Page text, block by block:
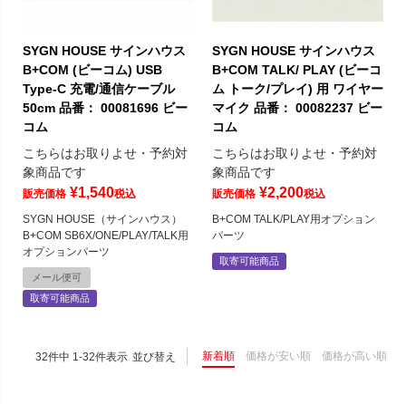
SYGN HOUSE サインハウス
B+COM (ビーコム) USB
Type-C 充電/通信ケーブル
50cm 品番： 00081696 ビー
コム
こちらはお取りよせ・予約対
象商品です
販売価格 ¥1,540税込
SYGN HOUSE（サインハウス）
B+COM SB6X/ONE/PLAY/TALK用
オプションパーツ
メール便可
取寄可能商品
SYGN HOUSE サインハウス
B+COM TALK/ PLAY (ビーコ
ム トーク/プレイ) 用 ワイヤー
マイク 品番： 00082237 ビー
コム
こちらはお取りよせ・予約対
象商品です
販売価格 ¥2,200税込
B+COM TALK/PLAY用オプション
パーツ
取寄可能商品
並び替え 新着順 価格が安い順 価格が高い順
32件中 1-32件表示